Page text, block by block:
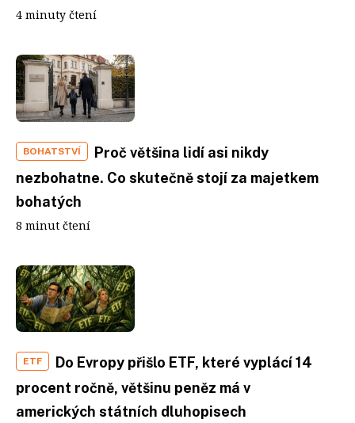
4 minuty čtení
BOHATSTVÍ
Proč většina lidí asi nikdy
nezbohatne. Co skutečně stojí za majetkem
bohatých
8 minut čtení
ETF
Do Evropy přišlo ETF, které vyplácí 14
procent ročně, většinu peněz má v
amerických státních dluhopisech